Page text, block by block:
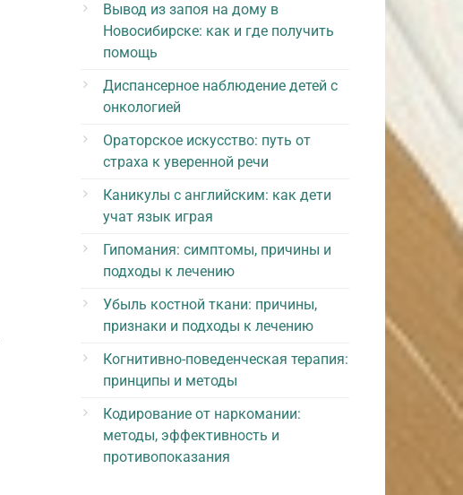
Вывод из запоя на дому в
Новосибирске: как и где получить
помощь
Диспансерное наблюдение детей с
онкологией
Ораторское искусство: путь от
страха к уверенной речи
Каникулы с английским: как дети
учат язык играя
Гипомания: симптомы, причины и
подходы к лечению
Убыль костной ткани: причины,
признаки и подходы к лечению
Когнитивно-поведенческая терапия:
принципы и методы
Кодирование от наркомании:
методы, эффективность и
противопоказания